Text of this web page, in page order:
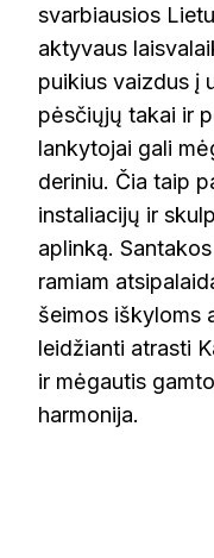
svarbiausios
aktyvaus
puikius vaizdus į
pėsčiųjų takai ir
lankytojai gali
deriniu. Čia taip
instaliacijų ir
aplinką.
ramiam
šeimos iškyloms
leidžianti atrasti
ir mėgautis
harmonija.